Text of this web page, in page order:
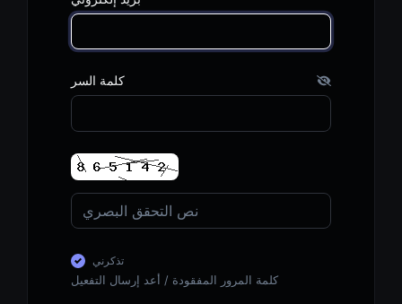
كلمة السر
تذكرني
كلمة المرور المفقودة / أعد إرسال التفعيل